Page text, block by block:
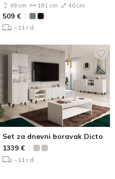
49 cm 181 cm 40 cm
509 €
~11 r.d.
Set za dnevni boravak Dicto
1339 €
~11 r.d.